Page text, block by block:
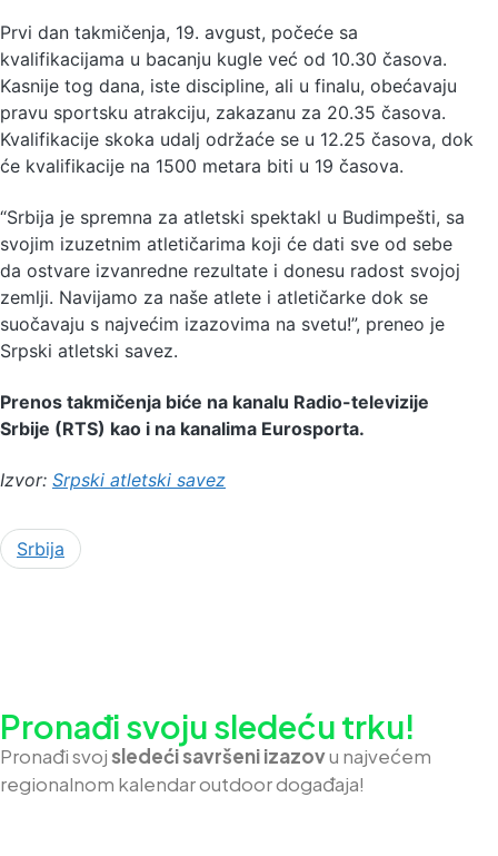
Prvi dan takmičenja, 19. avgust, počeće sa
kvalifikacijama u bacanju kugle već od 10.30 časova.
Kasnije tog dana, iste discipline, ali u finalu, obećavaju
pravu sportsku atrakciju, zakazanu za 20.35 časova.
Kvalifikacije skoka udalj održaće se u 12.25 časova, dok
će kvalifikacije na 1500 metara biti u 19 časova.
“Srbija je spremna za atletski spektakl u Budimpešti, sa
svojim izuzetnim atletičarima koji će dati sve od sebe
da ostvare izvanredne rezultate i donesu radost svojoj
zemlji. Navijamo za naše atlete i atletičarke dok se
suočavaju s najvećim izazovima na svetu!”, preneo je
Srpski atletski savez.
Prenos takmičenja biće na kanalu Radio-televizije
Srbije (RTS) kao i na kanalima Eurosporta.
Izvor: Srpski atletski savez
Srbija
Pronađi svoju sledeću trku!
Pronađi svojsledeći savršeni izazovu najvećem
regionalnom kalendar outdoor događaja!